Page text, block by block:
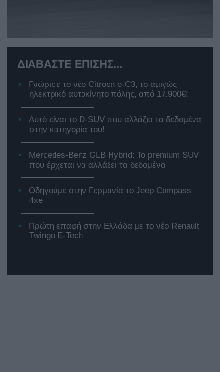
ΔΙΑΒΑΣΤΕ ΕΠΙΣΗΣ...
Γνώρισε το νέο Citroen e-C3, το αμιγώς
ηλεκτρικό αυτοκίνητο πόλης, από 17.900€!
Αυτό είναι το D-SUV που αλλάζει τα δεδομένα
στην κατηγορία του!
Mercedes-Benz GLB Hybrid: Το premium SUV
που έρχεται να αλλάξει τα δεδομένα
Οδηγούμε στην Γερμανία το Jeep Compass
4xe
Πρώτη επαφή στην Ελλάδα με το νέο Renault
Twingo E-Tech